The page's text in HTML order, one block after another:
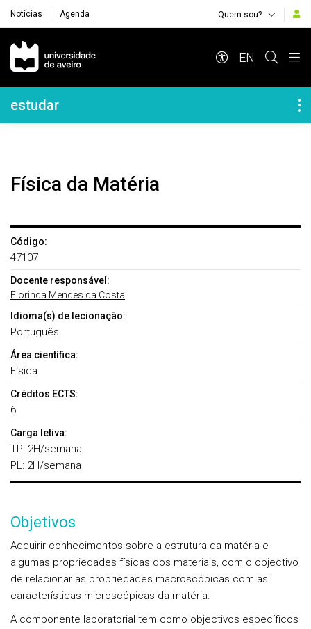
Notícias Agenda Quem sou?
Navegação Principal
EN
Navegação Lateral
estudar
Física da Matéria
Código:
47107
Docente responsável:
Florinda Mendes da Costa
Idioma(s) de lecionação:
Português
Área científica:
Física
Créditos ECTS:
6
Carga letiva:
TP: 2H/semana
PL: 2H/semana
Objetivos
Adquirir conhecimentos sobre a estrutura da matéria e
algumas propriedades físicas dos materiais, com o objectivo
de relacionar as propriedades macroscópicas com as
características microscópicas da matéria.
A componente laboratorial tem como objectivos específicos